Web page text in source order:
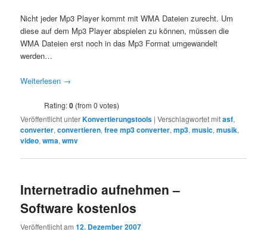
Nicht jeder Mp3 Player kommt mit WMA Dateien zurecht. Um
diese auf dem Mp3 Player abspielen zu können, müssen die
WMA Dateien erst noch in das Mp3 Format umgewandelt
werden…
Weiterlesen →
Rating:0 (from 0 votes)
Veröffentlicht unterKonvertierungstools |Verschlagwortet mitasf,
converter,convertieren,free mp3 converter,mp3,music,musik,
video,wma,wmv
Internetradio aufnehmen –
Software kostenlos
Veröffentlicht am12. Dezember 2007